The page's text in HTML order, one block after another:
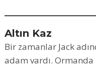
Altın Kaz
Bir zamanlar Jack
adam vardı.